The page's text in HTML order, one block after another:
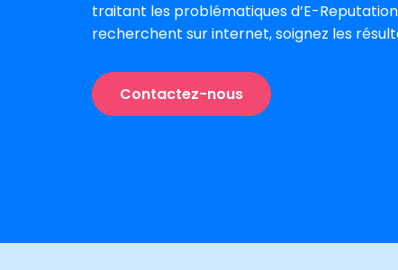
traitant les problématiques d’E-
recherchent sur internet, soignez les
Contactez-nous